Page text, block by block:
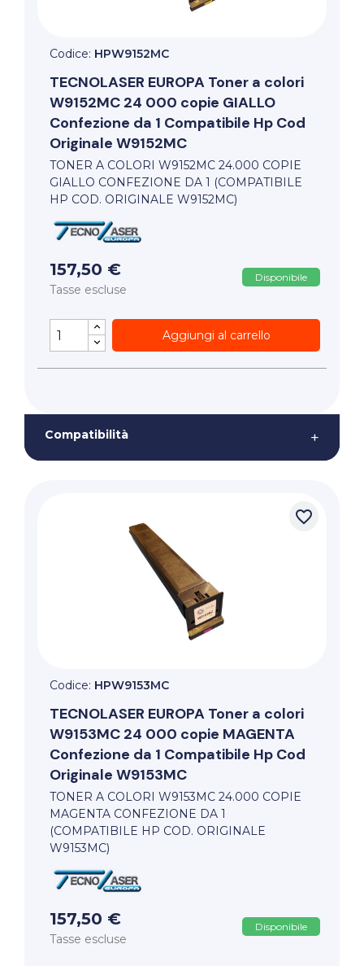
Codice: HPW9152MC
TECNOLASER EUROPA Toner a colori
W9152MC 24 000 copie GIALLO
Confezione da 1 Compatibile Hp Cod
Originale W9152MC
TONER A COLORI W9152MC 24.000 COPIE
GIALLO CONFEZIONE DA 1 (COMPATIBILE
HP COD. ORIGINALE W9152MC)
157,50 €
Tasse escluse
Disponibile
Aggiungi al carrello
Compatibilità +
favorite_border
Codice: HPW9153MC
TECNOLASER EUROPA Toner a colori
W9153MC 24 000 copie MAGENTA
Confezione da 1 Compatibile Hp Cod
Originale W9153MC
TONER A COLORI W9153MC 24.000 COPIE
MAGENTA CONFEZIONE DA 1
(COMPATIBILE HP COD. ORIGINALE
W9153MC)
157,50 €
Tasse escluse
Disponibile